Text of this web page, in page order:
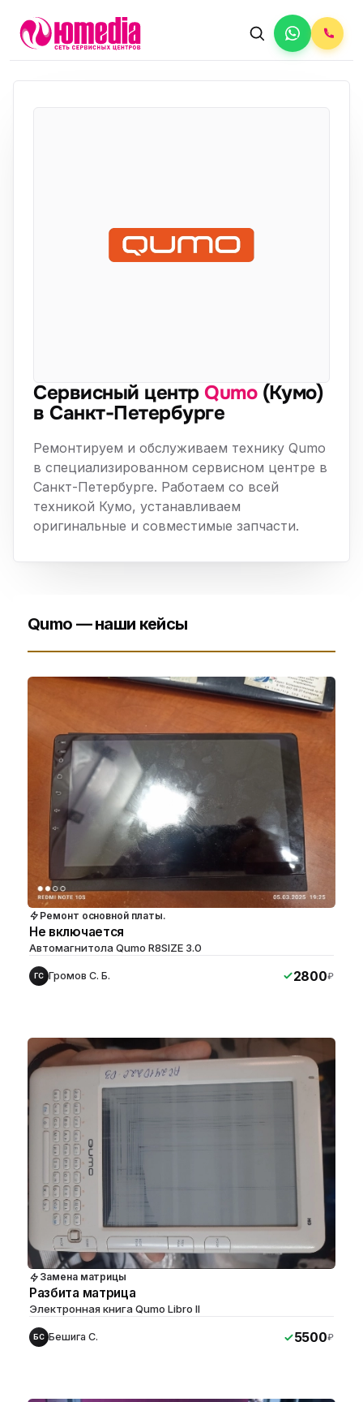
Сервисный центрQumo(Кумо)
в Санкт-Петербурге
Ремонтируем и обслуживаем технику Qumo
в специализированном сервисном центре в
Санкт-Петербурге. Работаем со всей
техникой Кумо, устанавливаем
оригинальные и совместимые запчасти.
Qumo — наши кейсы
Ремонт основной платы.
Не включается
Автомагнитола Qumo R8SIZE 3.0
ГС Громов С. Б. 2800₽
Замена матрицы
Разбита матрица
Электронная книга Qumo Libro II
БС Бешига С. 5500₽